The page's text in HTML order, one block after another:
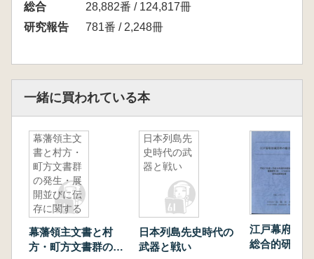
総合
28,882番 / 124,817冊
研究報告
781番 / 2,248冊
一緒に買われている本
幕藩領主文
書と村方・
町方文書群
の発生・展
開並びに伝
存に関する
究
幕藩領主文書と村
方・町方文書群の発
日本列島先
史時代の武
器と戦い
日本列島先史時代の
武器と戦い
江戸幕府旧
総合的研究